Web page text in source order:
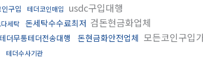
구입 테더코인매입 usdc구입대행
세탁 돈세탁수수료최저 검돈현금화업체
테더무통테더전송대행 돈현금화안전업체 모든코인구입
테더수사기관